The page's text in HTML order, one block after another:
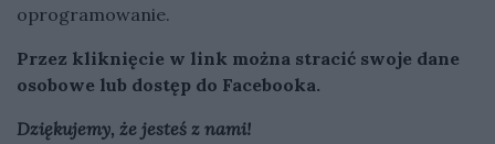
oprogramowanie.
Przez kliknięcie w link można stracić swoje dane
osobowe lub dostęp do Facebooka.
Dziękujemy, że jesteś z nami!